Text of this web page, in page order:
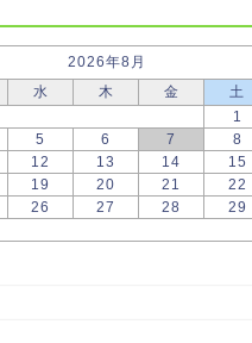
2026年8月
水 木 金 土
1
5 6 7 8
12 13 14 15
19 20 21 22
26 27 28 29